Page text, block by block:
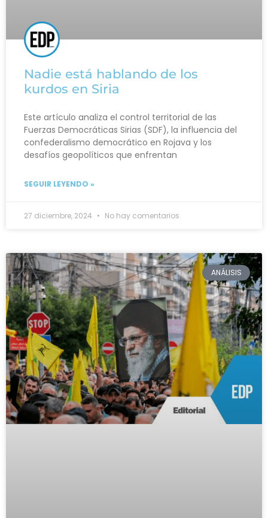
Nadie está hablando de los
kurdos en Siria
Este artículo analiza el control territorial de las
Fuerzas Democráticas Sirias (SDF), la influencia del
confederalismo democrático en Rojava y los
desafíos geopolíticos que enfrentan
SEGUIR LEYENDO »
27 diciembre, 2024 No hay comentarios
ANÁLISIS